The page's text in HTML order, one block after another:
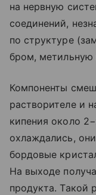
на нервную
соединений,
по структуре
бром, метильную
Компоненты
растворителе и
кипения около
охлаждались,
бордовые
На выходе
продукта. Такой